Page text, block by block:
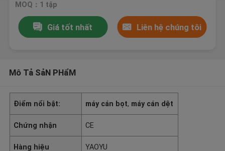
MOQ：1 tập
Giá tốt nhất Liên hệ chúng tôi
Mô Tả SảN PHẩM
Điểm nổi bật: máy cán bọt, máy cán dệt
Chứng nhận CE
Hàng hiệu YAOYU